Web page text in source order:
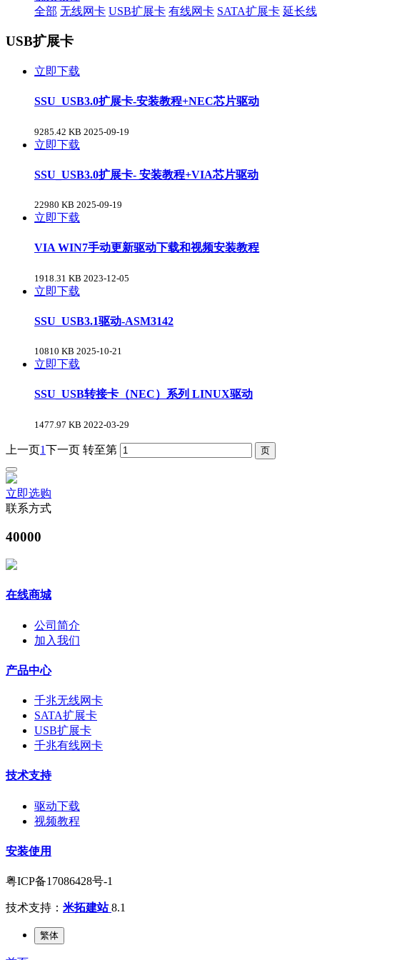
全部 无线网卡 USB扩展卡 有线网卡 SATA扩展卡 延长线
USB扩展卡
立即下载
SSU_USB3.0扩展卡-安装教程+NEC芯片驱动
9285.42 KB 2025-09-19
立即下载
SSU_USB3.0扩展卡- 安装教程+VIA芯片驱动
22980 KB 2025-09-19
立即下载
VIA WIN7手动更新驱动下载和视频安装教程
1918.31 KB 2023-12-05
立即下载
SSU_USB3.1驱动-ASM3142
10810 KB 2025-10-21
立即下载
SSU_USB转接卡（NEC）系列 LINUX驱动
1477.97 KB 2022-03-29
上一页1下一页 转至第
立即选购
联系方式
40000
在线商城
公司简介
加入我们
产品中心
千兆无线网卡
SATA扩展卡
USB扩展卡
千兆有线网卡
技术支持
驱动下载
视频教程
安装使用
粤ICP备17086428号-1
技术支持： 米拓建站8.1
繁体